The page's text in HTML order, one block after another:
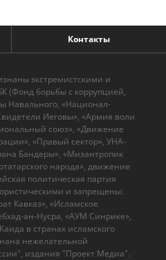
Контакты
экстремистскими и
(Фонд борьбы с коррупцией,
Навального, «Национал-
Иеговы», «Армия воли
союз», «Движение
«Правый сектор», УНА-
Бандеры», «Мизантропик
народа», движение
политическая партия
и запрещены:
Кавказ», «Исламское
ан-Нусра, «АУМ Синрике»,
в странах исламского
нежелательной
издания "Проект Медиа".